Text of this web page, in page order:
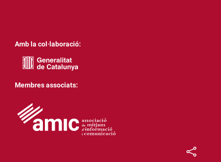
Amb la col·laboració:
Membres associats: